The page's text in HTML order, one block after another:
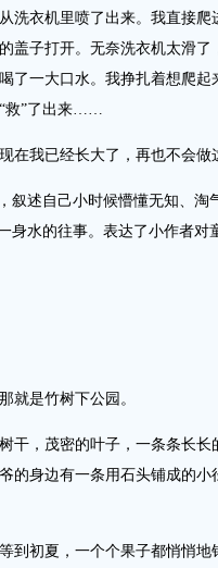
洗衣机里喷了出来。我直接爬
盖子打开。无奈洗衣机太滑了
了一大口水。我挣扎着想爬起
“救”了出来……
我已经长大了，再也不会做
述自己小时候懵懂无知、淘
身水的往事。表达了小作者对
是竹树下公园。
，茂密的叶子，一条条长长
的身边有一条用石头铺成的小
初夏，一个个果子都悄悄地